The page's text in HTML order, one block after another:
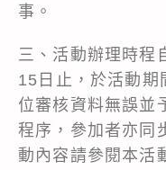
事。
三、活動辦理時程
15日止，於活動期
位審核資料無誤並
程序，參加者亦同
動內容請參閱本活